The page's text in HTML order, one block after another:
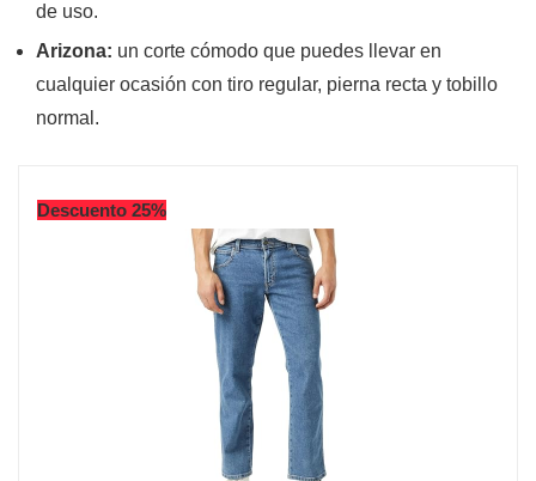
de uso.
Arizona: un corte cómodo que puedes llevar en
cualquier ocasión con tiro regular, pierna recta y tobillo
normal.
Descuento 25%